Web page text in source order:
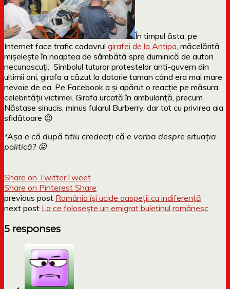
În timpul ăsta, pe
Internet face trafic cadavrul girafei de la Antipa , măcelărită
mișelește în noaptea de sâmbătă spre duminică de autori
necunoscuți. Simbolul tuturor protestelor anti-guvern din
ultimii ani, girafa a căzut la datorie taman când era mai mare
nevoie de ea. Pe Facebook a și apărut o reacție pe măsura
celebrității victimei. Girafa urcată în ambulanță, precum
Năstase sinucis, minus fularul Burberry, dar tot cu privirea aia
sfidătoare 😉
*Așa e că după titlu credeați că e vorba despre situația
politică? 😛
Share on TwitterTweet
Share on Pinterest Share
previous post România își ucide oaspeții cu indiferență
next post La ce folosește un emigrat buletinul românesc
5 responses